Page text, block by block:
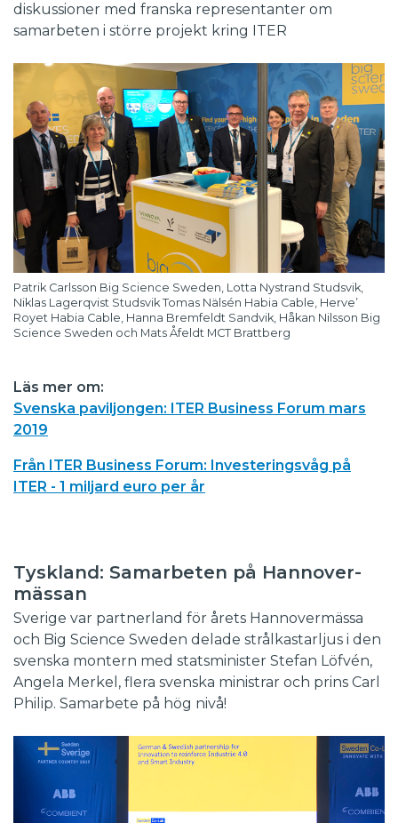
diskussioner med franska representanter om
samarbeten i större projekt kring ITER
Patrik Carlsson Big Science Sweden, Lotta Nystrand Studsvik,
Niklas Lagerqvist Studsvik Tomas Nälsén Habia Cable, Herve’
Royet Habia Cable, Hanna Bremfeldt Sandvik, Håkan Nilsson Big
Science Sweden och Mats Åfeldt MCT Brattberg
Läs mer om:
Svenska paviljongen: ITER Business Forum mars
2019
Från ITER Business Forum: Investeringsvåg på
ITER - 1 miljard euro per år
Tyskland: Samarbeten på Hannover-
mässan
Sverige var partnerland för årets Hannovermässa
och Big Science Sweden delade strålkastarljus i den
svenska montern med statsminister Stefan Löfvén,
Angela Merkel, flera svenska ministrar och prins Carl
Philip. Samarbete på hög nivå!